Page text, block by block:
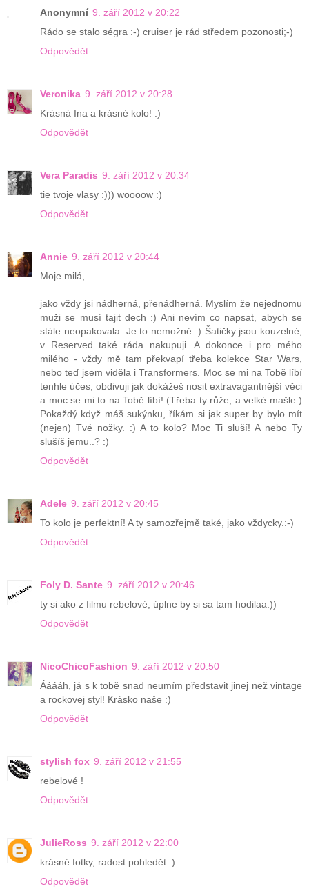
Anonymní 9. září 2012 v 20:22
Rádo se stalo ségra :-) cruiser je rád středem pozonosti;-)
Odpovědět
Veronika 9. září 2012 v 20:28
Krásná Ina a krásné kolo! :)
Odpovědět
Vera Paradis 9. září 2012 v 20:34
tie tvoje vlasy :))) woooow :)
Odpovědět
Annie 9. září 2012 v 20:44
Moje milá,
jako vždy jsi nádherná, přenádherná. Myslím že nejednomu
muži se musí tajit dech :) Ani nevím co napsat, abych se
stále neopakovala. Je to nemožné :) Šatičky jsou kouzelné,
v Reserved také ráda nakupuji. A dokonce i pro mého
milého - vždy mě tam překvapí třeba kolekce Star Wars,
nebo teď jsem viděla i Transformers. Moc se mi na Tobě líbí
tenhle účes, obdivuji jak dokážeš nosit extravagantnější věci
a moc se mi to na Tobě líbí! (Třeba ty růže, a velké mašle.)
Pokaždý když máš sukýnku, říkám si jak super by bylo mít
(nejen) Tvé nožky. :) A to kolo? Moc Ti sluší! A nebo Ty
slušíš jemu..? :)
Odpovědět
Adele 9. září 2012 v 20:45
To kolo je perfektní! A ty samozřejmě také, jako vždycky.:-)
Odpovědět
Foly D. Sante 9. září 2012 v 20:46
ty si ako z filmu rebelové, úplne by si sa tam hodilaa:))
Odpovědět
NicoChicoFashion 9. září 2012 v 20:50
Ááááh, já s k tobě snad neumím představit jinej než vintage
a rockovej styl! Krásko naše :)
Odpovědět
stylish fox 9. září 2012 v 21:55
rebelové !
Odpovědět
JulieRoss 9. září 2012 v 22:00
krásné fotky, radost pohledět :)
Odpovědět